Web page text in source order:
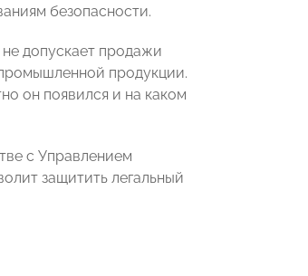
безопасности.
допускает продажи
продукции.
он появился и на каком
с Управлением
защитить легальный